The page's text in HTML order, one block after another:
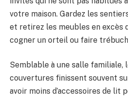
votre maison. Gardez les
et retirez les meubles en excès
cogner un orteil ou faire
Semblable à une salle familiale,
couvertures finissent souvent
avoir moins d’accessoires de lit